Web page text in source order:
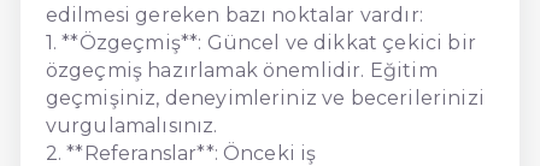
edilmesi gereken bazı noktalar vardır:
1. **Özgeçmiş**: Güncel ve dikkat çekici bir
özgeçmiş hazırlamak önemlidir. Eğitim
geçmişiniz, deneyimleriniz ve becerilerinizi
vurgulamalısınız.
2. **Referanslar**: Önceki iş